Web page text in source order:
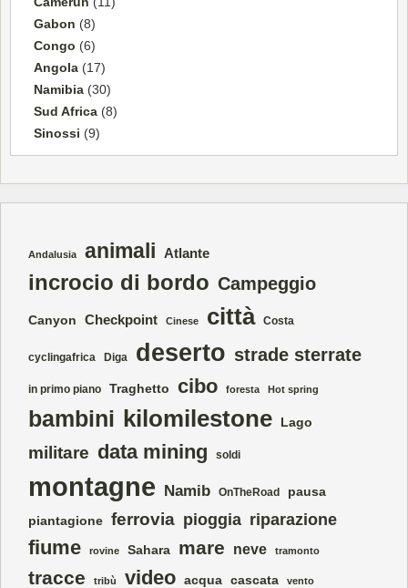
Gabon (8)
Congo (6)
Angola (17)
Namibia (30)
Sud Africa (8)
Sinossi (9)
Andalusia animali Atlante
incrocio di bordo Campeggio
Canyon Checkpoint Cinese città Costa
cyclingafrica Diga deserto strade sterrate
in primo piano Traghetto cibo foresta Hot spring
bambini kilomilestone Lago
militare data mining soldi
montagne Namib OnTheRoad pausa
piantagione ferrovia pioggia riparazione
fiume rovine Sahara mare neve tramonto
tracce tribù video acqua cascata vento